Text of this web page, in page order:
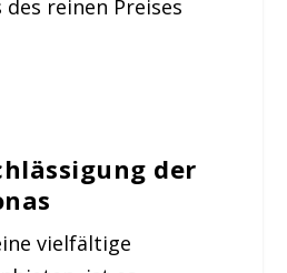
reinen Preises
der
vielfältige